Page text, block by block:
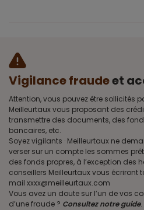
Vigilance fraudeet
Attention, vous pouvez être sollicités
Meilleurtaux vous proposant des
transmettre des documents, des
bancaires, etc.
Soyez vigilants · Meilleurtaux ne
verser sur un compte les sommes
des fonds propres, à l’exception des
conseillers Meilleurtaux vous écriront
mail xxxx@meilleurtaux.com
Vous avez un doute sur l’un de vos
d’une fraude ? Consultez notre guide.